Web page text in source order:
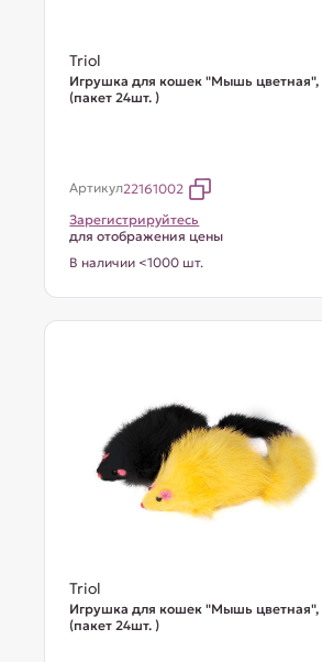
Triol
Игрушка для кошек "Мышь
(пакет 24шт. )
Артикул22161002
Зарегистрируйтесь
для отображения цены
В наличии <1000 шт.
Triol
Игрушка для кошек "Мышь цветная",
(пакет 24шт. )